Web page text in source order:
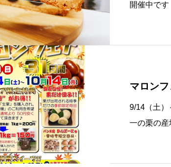
開催中で
マロンフ
9/14（土）
一の栗の